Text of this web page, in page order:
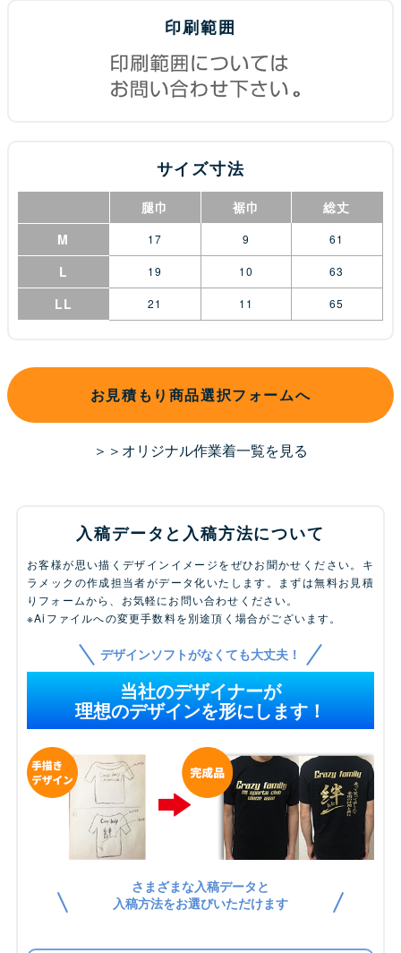
印刷範囲
サイズ寸法
腿巾 裾巾
総丈
M
17 9 61
L 19 10 63
LL 21 11 65
お見積もり商品選択フォームへ
＞＞オリジナル作業着一覧を見る
入稿データと入稿方法について
お客様が思い描くデザインイメージをぜひお聞かせください。キ
ラメックの作成担当者がデータ化いたします。まずは無料お見積
りフォームから、お気軽にお問い合わせください。
※Aiファイルへの変更手数料を別途頂く場合がございます。
デザインソフトがなくても大丈夫！
当社のデザイナーが
理想のデザインを形にします！
さまざまな入稿データと
入稿方法をお選びいただけます